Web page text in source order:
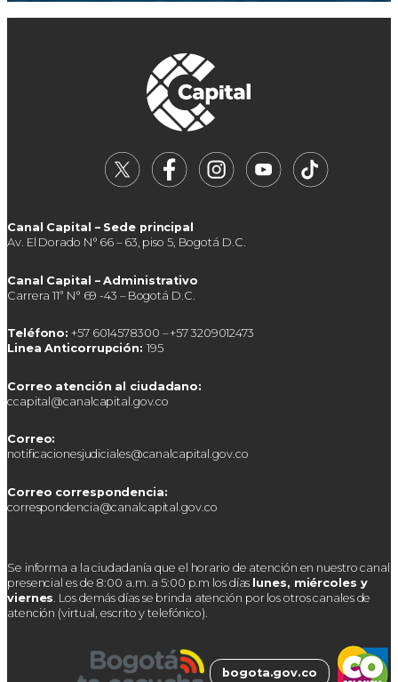
Canal Capital – Sede principal
Av. El Dorado N° 66 – 63, piso 5, Bogotá D.C.
Canal Capital – Administrativo
Carrera 11ª N° 69 -43 – Bogotá D.C.
Teléfono: +57 6014578300 – +57 3209012473
Linea Anticorrupción: 195
Correo atención al ciudadano:
ccapital@canalcapital.gov.co
Correo:
notificacionesjudiciales@canalcapital.gov.co
Correo correspondencia:
correspondencia@canalcapital.gov.co
Se informa a la ciudadanía que el horario de atención en nuestro canal
presencial es de 8:00 a.m. a 5:00 p.m los días lunes, miércoles y
viernes. Los demás días se brinda atención por los otros canales de
atención (virtual, escrito y telefónico).
bogota.gov.co